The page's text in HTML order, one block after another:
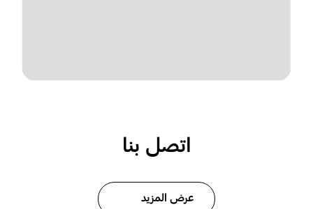
اتصل بنا
عرض المزيد